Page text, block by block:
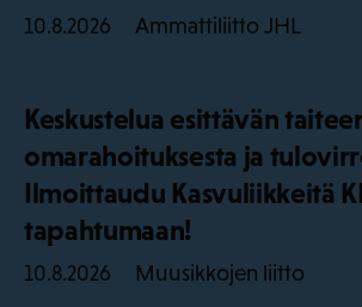
10.8.2026 Ammattiliitto JHL
Keskustelua esittävän
omarahoituksesta ja
Ilmoittaudu Kasvuliikkeitä
tapahtumaan!
10.8.2026 Muusikkojen liitto